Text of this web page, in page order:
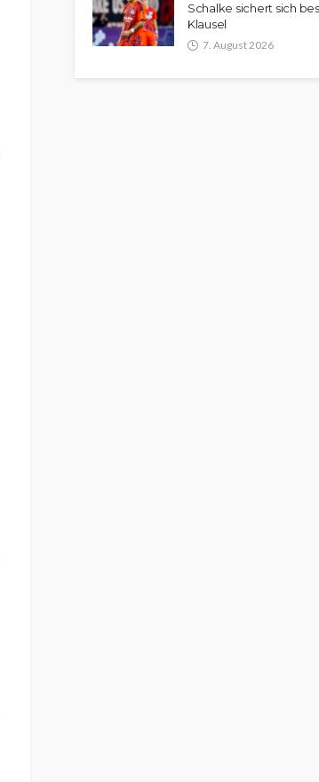
Schalke sichert sich
Klausel
7. August 2026